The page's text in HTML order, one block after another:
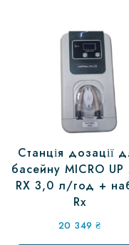
Станція дозації
басейну MICRO
RX 3,0 л/год +
Rx
20 349₴